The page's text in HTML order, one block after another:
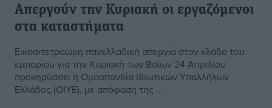
Απεργούν την Κυριακή οι εργαζόμενοι
στα καταστήματα
Εικοσιτετράωρη πανελλαδική απεργία στον κλάδο του
εμπορίου για την Κυριακή των Βαΐων 24 Απριλίου
προκηρύσσει η Ομοσπονδία Ιδιωτικών Υπαλλήλων
Ελλάδος (ΟΙΥΕ), με απόφαση της ...